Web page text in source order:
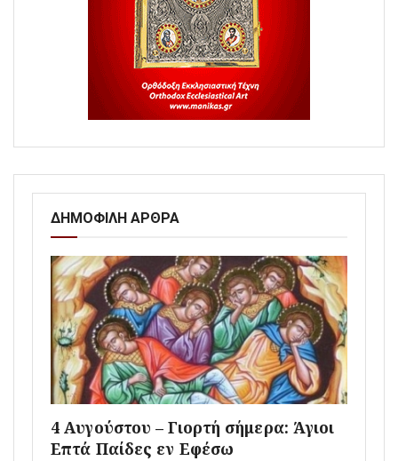
ΔΗΜΟΦΙΛΗ ΑΡΘΡΑ
4 Αυγούστου – Γιορτή σήμερα: Άγιοι
Επτά Παίδες εν Εφέσω